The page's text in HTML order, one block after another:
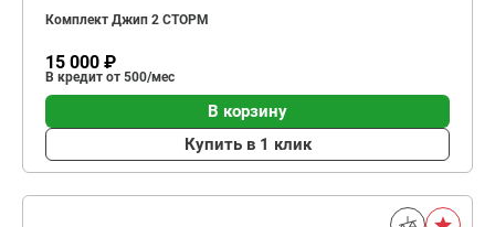
Комплект Джип 2 СТОРМ
15 000 ₽
В кредит от 500/мес
В корзину
Купить в 1 клик